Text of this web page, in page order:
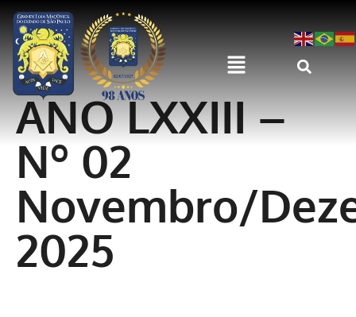
ANO LXXIII –
Nº 02
Novembro/
2025